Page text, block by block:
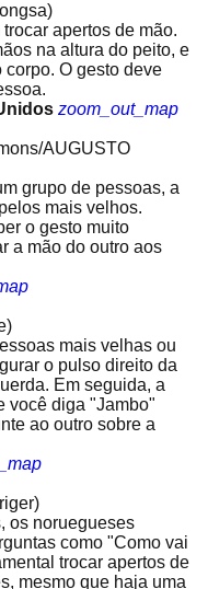
apertos de mão.
na altura do peito, e
O gesto deve
zoom_out_map
AUGUSTO
grupo de pessoas, a
mais velhos.
o gesto muito
a mão do outro aos
mais velhas ou
o pulso direito da
Em seguida, a
você diga "Jambo"
ao outro sobre a
os noruegueses
como "Como vai
trocar apertos de
mesmo que haja uma